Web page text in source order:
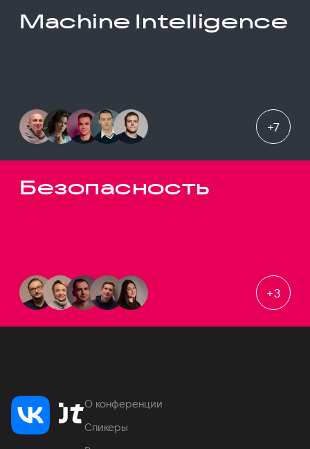
Machine Intelligence
+7
Безопасность
+3
О конференции
Спикеры